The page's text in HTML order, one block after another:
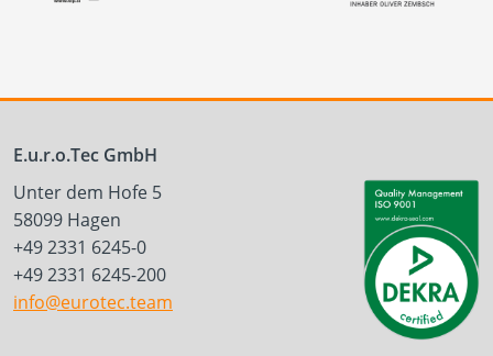
E.u.r.o.Tec GmbH
Unter dem Hofe 5
58099 Hagen
+49 2331 6245-0
+49 2331 6245-200
info@eurotec.team